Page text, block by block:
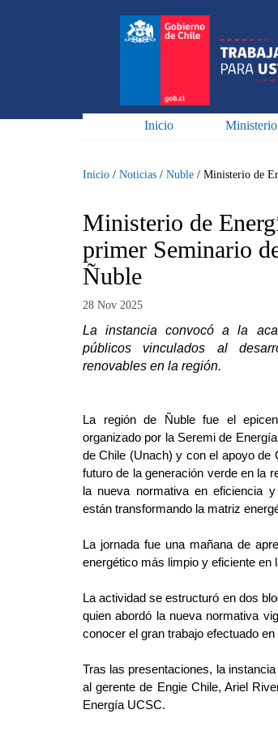
Inicio Ministerio
Inicio / Noticias / Nuble / Ministerio de
Ministerio de
primer Seminario
Ñuble
28 Nov 2025
La instancia convocó a la
públicos vinculados al
renovables en la región.
La región de Ñuble fue el
organizado por la Seremi de
de Chile (Unach) y con el apoyo de
futuro de la generación verde en la
la nueva normativa en eficiencia
están transformando la matriz
La jornada fue una mañana de
energético más limpio y eficiente en
La actividad se estructuró en dos
quien abordó la nueva normativa
conocer el gran trabajo efectuado
Tras las presentaciones, la
al gerente de Engie Chile, Ariel
Energía UCSC.